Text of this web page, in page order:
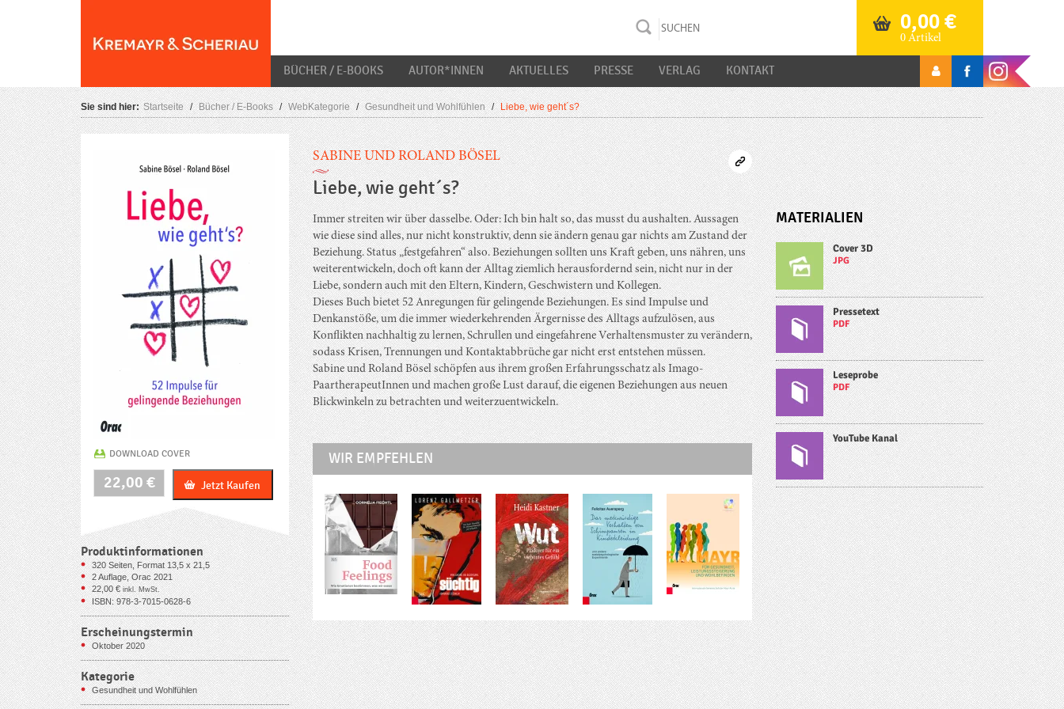
0,00€
0 Artikel
BÜCHER / E-BOOKS AUTOR*INNEN AKTUELLES PRESSE VERLAG KONTAKT
Sie sind hier: Startseite / Bücher / E-Books / WebKategorie / Gesundheit und Wohlfühlen / Liebe, wie geht´s?
SABINE UND ROLAND BÖSEL
Liebe, wie geht´s?
Immer streiten wir über dasselbe. Oder: Ich bin halt so, das musst du aushalten. Aussagen
wie diese sind alles, nur nicht konstruktiv, denn sie ändern genau gar nichts am Zustand der
Beziehung. Status „festgefahren“ also. Beziehungen sollten uns Kraft geben, uns nähren, uns
weiterentwickeln, doch oft kann der Alltag ziemlich herausfordernd sein, nicht nur in der
Liebe, sondern auch mit den Eltern, Kindern, Geschwistern und Kollegen.
Dieses Buch bietet 52 Anregungen für gelingende Beziehungen. Es sind Impulse und
Denkanstöße, um die immer wiederkehrenden Ärgernisse des Alltags aufzulösen, aus
Konflikten nachhaltig zu lernen, Schrullen und eingefahrene Verhaltensmuster zu verändern,
sodass Krisen, Trennungen und Kontaktabbrüche gar nicht erst entstehen müssen.
Sabine und Roland Bösel schöpfen aus ihrem großen Erfahrungsschatz als Imago-
PaartherapeutInnen und machen große Lust darauf, die eigenen Beziehungen aus neuen
Blickwinkeln zu betrachten und weiterzuentwickeln.
WIR EMPFEHLEN
DOWNLOAD COVER
22,00 €
wie
geht
´s?
Menge
Jetzt Kaufen
Produktinformationen
320Seiten, Format 13,5 x 21,5
2 Auflage, Orac 2021
22,00€ inkl. MwSt.
ISBN: 978-3-7015-0628-6
Erscheinungstermin
Oktober 2020
Kategorie
Gesundheit und Wohlfühlen
MATERIALIEN
Cover 3D
JPG
Pressetext
PDF
Leseprobe
PDF
YouTube Kanal